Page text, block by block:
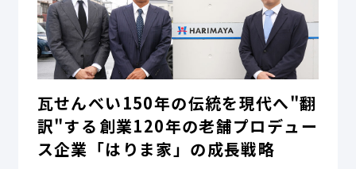
瓦せんべい150年の伝統を現代へ"翻
訳"する――創業120年の老舗プロデュー
ス企業「はりま家」の成長戦略